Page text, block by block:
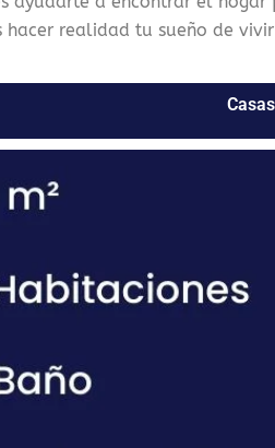
hacer realidad tu sueño de